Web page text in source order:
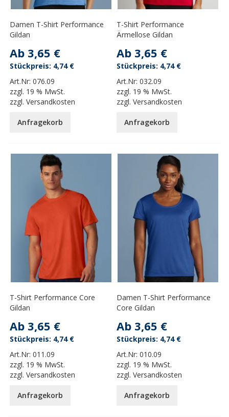
Damen T-Shirt Performance
Gildan
Ab 3,65 €
Art.Nr:076.09
zzgl. 19 % MwSt.
zzgl.Versandkosten
4,74 €
Anfragekorb
T-Shirt Performance
Ärmellose Gildan
Ab 3,65 €
Art.Nr:032.09
zzgl. 19 % MwSt.
zzgl.Versandkosten
4,74 €
Anfragekorb
T-Shirt Performance Core
Gildan
Ab 3,65 €
Art.Nr:011.09
zzgl. 19 % MwSt.
zzgl.Versandkosten
4,74 €
Anfragekorb
Damen T-Shirt Performance
Core Gildan
Ab 3,65 €
Art.Nr:010.09
zzgl. 19 % MwSt.
zzgl.Versandkosten
4,74 €
Anfragekorb